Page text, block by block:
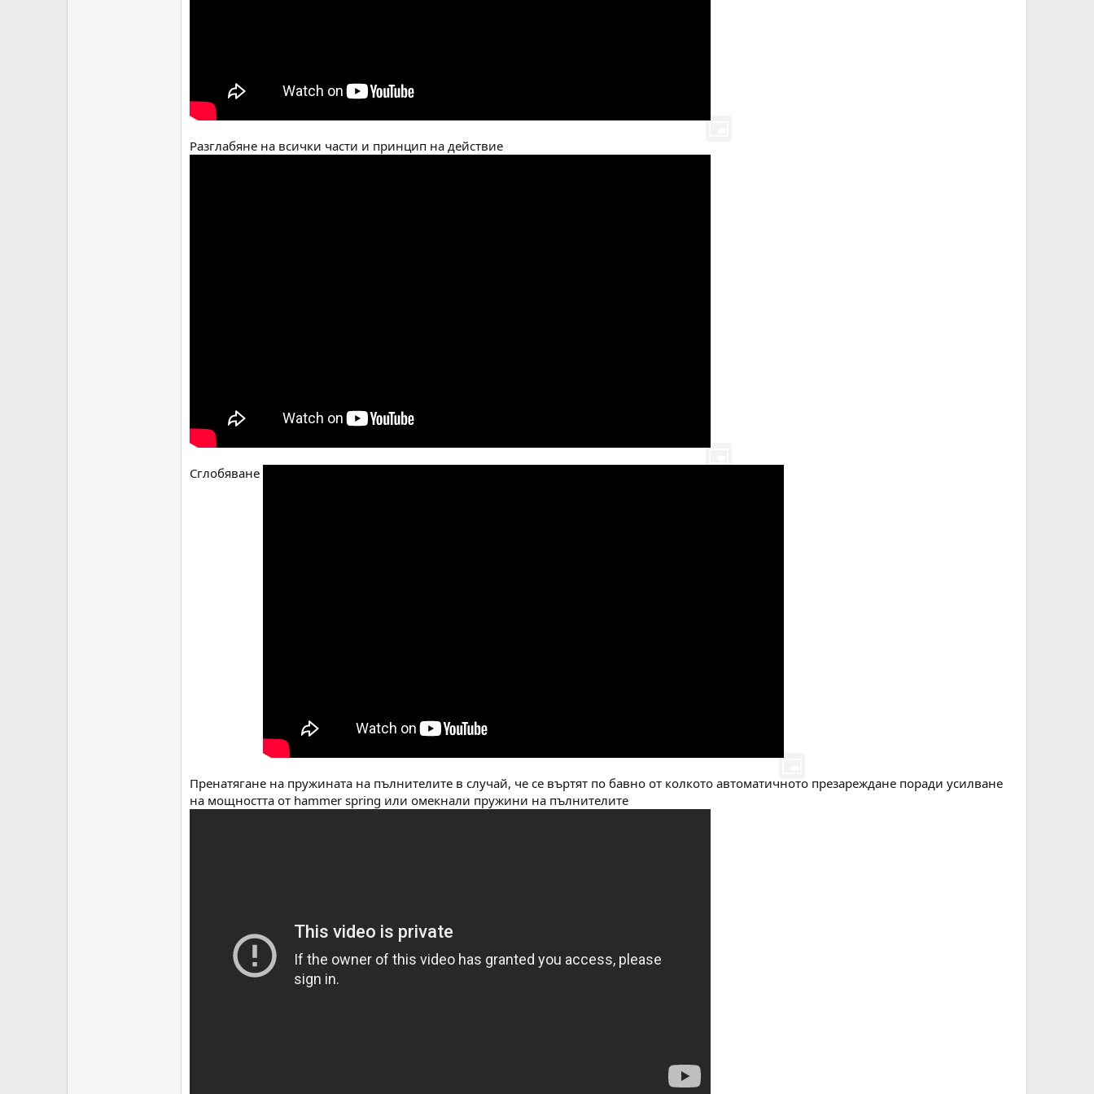
Разглабяне на всички части и принцип на действие
Сглобяване
Пренатягане на пружината на пълнителите в случай, че се въртят по бавно от колкото автоматичното презареждане поради усилване
на мощността от hammer spring или омекнали пружини на пълнителите